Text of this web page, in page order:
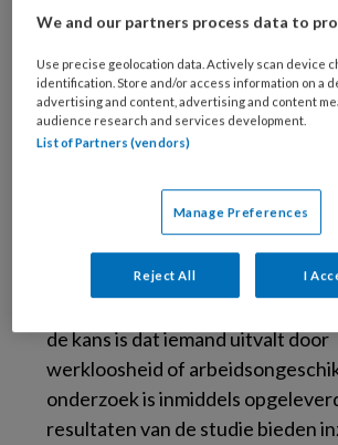
aandoeningen zoals hart- en
depressie.
De onderzoekers hebben
gezondheid, leefstijl en
gekoppeld aan statistische
CBS over werkloosheid en
arbeidsongeschiktheid. De vraag
de kans is dat iemand uitvalt door
werkloosheid of
onderzoek is inmiddels
resultaten van de studie bieden
We and our partners process data to
Use precise geolocation data. Actively scan device
identification. Store and/or access information on a
advertising and content, advertising and content
audience research and services development.
List of Partners (vendors)
Manage Preferences
Reject All I